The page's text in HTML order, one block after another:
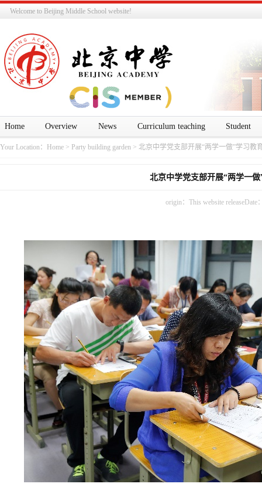
Welcome to Beijing Middle School website!
Home Overview News Curriculum teaching Student
Your Location： Home > Party building garden > 北京中学党支部开展“两学一做”学习教
北京中学党支部开展“两学一
origin：This website releaseDate